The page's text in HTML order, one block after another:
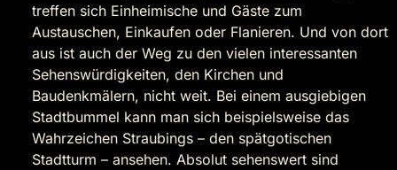
treffen sich Einheimische und Gäste zum
Austauschen, Einkaufen oder Flanieren. Und von dort
aus ist auch der Weg zu den vielen interessanten
Sehenswürdigkeiten, den Kirchen und
Baudenkmälern, nicht weit. Bei einem ausgiebigen
Stadtbummel kann man sich beispielsweise das
Wahrzeichen Straubings – den spätgotischen
Stadtturm – ansehen. Absolut sehenswert sind